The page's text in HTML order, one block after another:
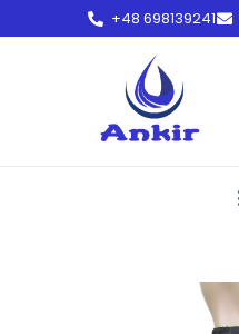
+48 698139241